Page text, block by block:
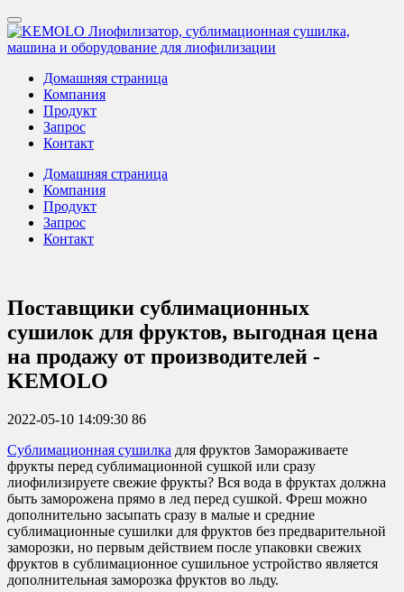
Домашняя страница
Компания
Продукт
Запрос
Контакт
Домашняя страница
Компания
Продукт
Запрос
Контакт
Поставщики сублимационных
сушилок для фруктов, выгодная цена
на продажу от производителей -
KEMOLO
2022-05-10 14:09:30 86
Сублимационная сушилка для фруктов Замораживаете
фрукты перед сублимационной сушкой или сразу
лиофилизируете свежие фрукты? Вся вода в фруктах должна
быть заморожена прямо в лед перед сушкой. Фреш можно
дополнительно засыпать сразу в малые и средние
сублимационные сушилки для фруктов без предварительной
заморозки, но первым действием после упаковки свежих
фруктов в сублимационное сушильное устройство является
дополнительная заморозка фруктов во льду.